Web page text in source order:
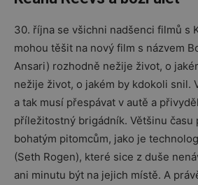
30. října se všichni nadšenci filmů s
mohou těšit na nový film s názvem
Ansari) rozhodně nežije život, o
nežije život, o jakém by kdokoli snil.
a tak musí přespávat v autě a
příležitostný brigádník. Většinu času
bohatým pitomcům, jako je
(Seth Rogen), které sice z duše
ani minutu být na jejich místě. A